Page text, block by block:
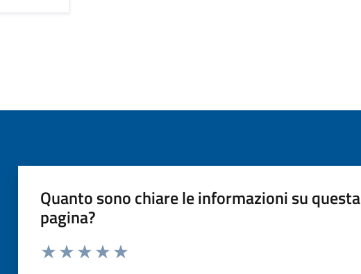
Quanto sono chiare le informazioni su questa
pagina?
Valuta da 1 a 5 stelle la pagina